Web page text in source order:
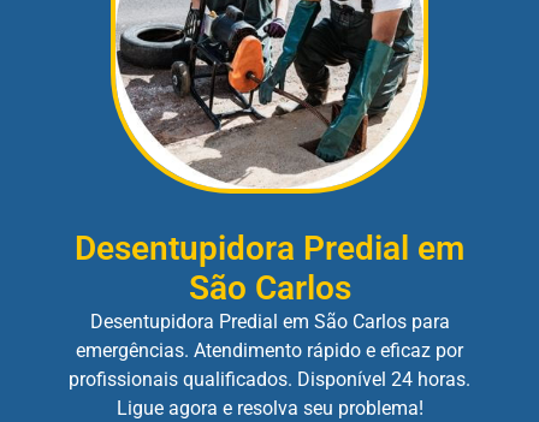
Desentupidora Predial em
São Carlos
Desentupidora Predial em São Carlos para
emergências. Atendimento rápido e eficaz por
profissionais qualificados. Disponível 24 horas.
Ligue agora e resolva seu problema!